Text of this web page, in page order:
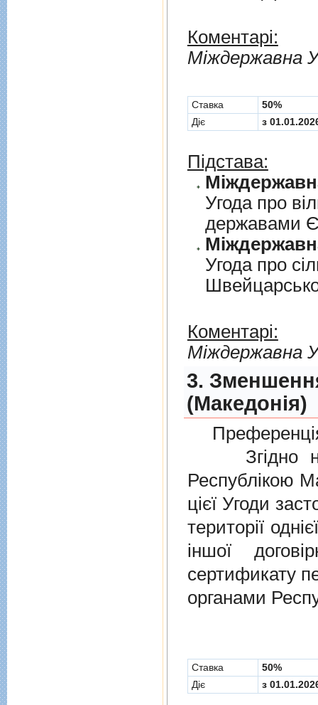
Коментарі:
Мiждержавна
Cтавка
50%
Діє
з
Підстава:
Угода про
державами
Угода про
Коментарі:
Мiждержавна
3.
(Македонія)
Згідно
Республікою
цієї Угоди
території
іншої
сертификату
органами
Cтавка
50%
Діє
з